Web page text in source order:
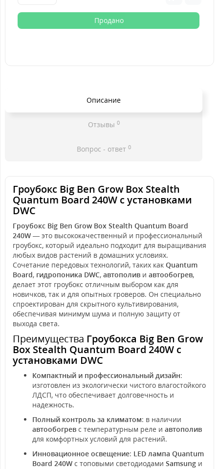
Продано
Описание
Отзывы 0
Вопрос - ответ 0
Гроубокс Big Ben Grow Box Stealth
Quantum Board 240W с установками
DWC
Гроубокс Big Ben Grow Box Stealth Quantum Board
240W — это высококачественный и профессиональный
гроубокс, который идеально подходит для выращивания
любых видов растений в домашних условиях.
Сочетание передовых технологий, таких как Quantum
Board, гидропоника DWC, автополив и автообогрев,
делает этот гроубокс отличным выбором как для
новичков, так и для опытных гроверов. Он специально
спроектирован для скрытного культивирования,
обеспечивая минимум шума и полную защиту от
выхода света.
Преимущества Гроубокса Big Ben Grow
Box Stealth Quantum Board 240W с
установками DWC
Компактный и профессиональный дизайн:
изготовлен из экологически чистого влагостойкого
ЛДСП, что обеспечивает долговечность и
надежность.
Полный контроль за климатом: в наличии
автообогрев с температурным реле и автополив
для комфортных условий для растений.
Инновационное освещение: LED лампа Quantum
Board 240W с топовыми светодиодами Samsung и